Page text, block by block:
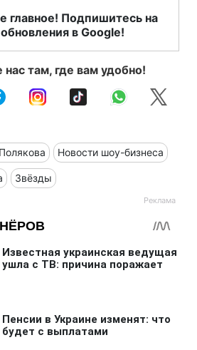
главное! Подпишитесь на
в Google!
нас там, где вам удобно!
Новости шоу-бизнеса
Звёзды